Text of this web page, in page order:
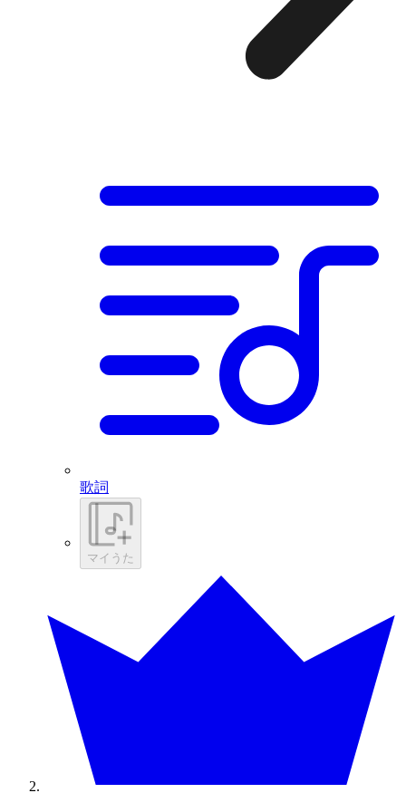
歌詞
マイうた